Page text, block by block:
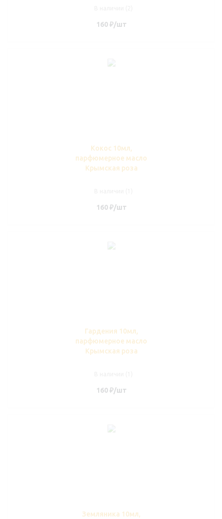
160₽/шт
Кокос 10мл,
парфюмерное масло
Крымская роза
160₽/шт
Гардения 10мл,
парфюмерное масло
Крымская роза
160₽/шт
Земляника 10мл,